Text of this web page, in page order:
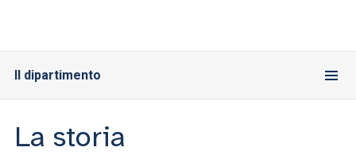
Il dipartimento
La storia